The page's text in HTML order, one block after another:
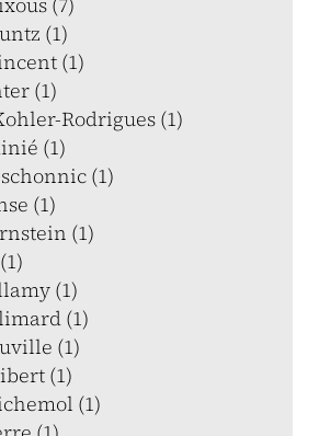
(1)
(1)
(1)
Rodrigues (1)
(1)
(1)
(1)
(1)
(1)
(1)
(1)
(1)
(1)